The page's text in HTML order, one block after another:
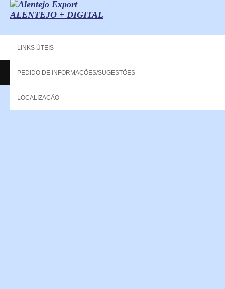
ALENTEJO + DIGITAL
LINKS ÚTEIS
PEDIDO DE INFORMAÇÕES/SUGESTÕES
LOCALIZAÇÃO
Copyright - 2013 NERPOR. All rights reserved.